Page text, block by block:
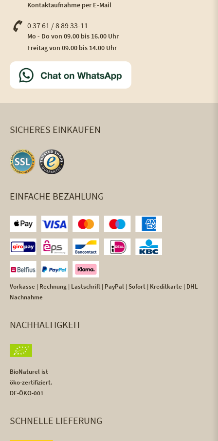
Kontaktaufnahme per E-Mail
0 37 61 / 8 89 33-11
Mo - Do von 09.00 bis 16.00 Uhr
Freitag von 09.00 bis 14.00 Uhr
SICHERES EINKAUFEN
EINFACHE BEZAHLUNG
Vorkasse | Rechnung | Lastschrift | PayPal | Sofort | Kreditkarte | DHL
Nachnahme
NACHHALTIGKEIT
BioNaturel ist
öko-zertifiziert.
DE-ÖKO-001
SCHNELLE LIEFERUNG